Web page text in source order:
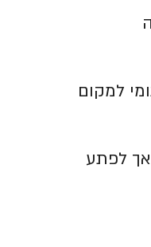
למקום
לפתע